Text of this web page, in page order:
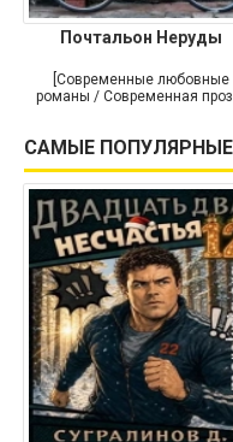
Почтальон Неруды
[Современные любовные
романы / Современная
САМЫЕ